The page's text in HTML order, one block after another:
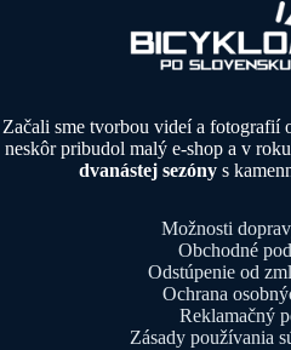
Začali sme tvorbou videí a fotografií
neskôr pribudol malý e-shop a v
dvanástej sezónys
Možnosti
Obchodné
Odstúpenie od
Ochrana
Reklamačný
Zásady používania